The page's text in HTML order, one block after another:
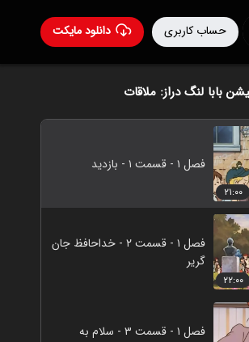
دانلود مایکت حساب کاربری
بابا لنگ دراز: ملاقات
۲۱:۰۰
فصل ۱ - قسمت ۱ - بازدید
۲۲:۰۰
فصل ۱ - قسمت ۲ - خداحافظ جان
گریر
فصل ۱ - قسمت ۳ - سلام به